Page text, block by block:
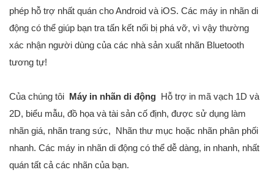
phép hỗ trợ nhất quán cho Android và iOS. Các máy in nhãn di
động có thể giúp bạn tra tấn kết nối bị phá vỡ, vì vậy thường
xác nhận người dùng của các nhà sản xuất nhãn Bluetooth
tương tự!
Của chúng tôi Máy in nhãn di động Hỗ trợ in mã vạch 1D và
2D, biểu mẫu, đồ họa và tài sản cố định, được sử dụng làm
nhãn giá, nhãn trang sức, Nhãn thư mục hoặc nhãn phân phối
nhanh. Các máy in nhãn di động có thể dễ dàng, in nhanh, nhất
quán tất cả các nhãn của bạn.